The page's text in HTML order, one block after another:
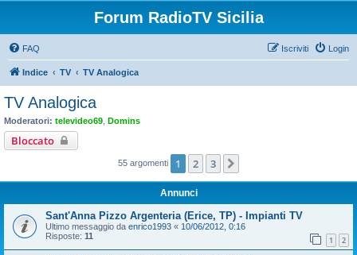
Forum RadioTV Sicilia
FAQ Login
Iscriviti
Indice TV TV Analogica
TV Analogica
Moderatori: televideo69 Domins
Bloccato
55 argomenti 1 2 3
Annunci
Sant'Anna Pizzo Argenteria (Erice, TP) - Impianti TV
Ultimo messaggio da enrico1993 « 10/06/2012, 0:16
Risposte: 11 1 2